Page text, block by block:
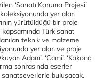
‘Sanatı Koruma Projesi’
koleksiyonunda yer alan
yürütüldüğü bir proje
Türk sanat
teknik ve malzeme
yer alan ve proje
Adam’, ‘Cami’, ‘Kokona
sonrasında eserler
sanatseverlerle buluşacak.